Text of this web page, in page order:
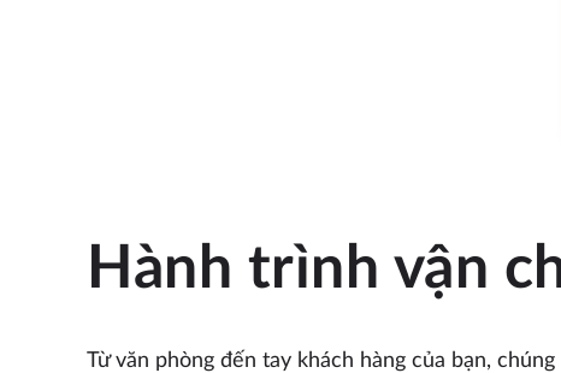
Hành trình vận
Từ văn phòng đến tay khách hàng của bạn,